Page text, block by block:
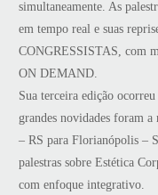
simultaneamente. As
em tempo real e suas
CONGRESSISTAS, com
ON DEMAND.
Sua terceira edição
grandes novidades foram a
– RS para Florianópolis –
palestras sobre Estética
com enfoque integrativo.